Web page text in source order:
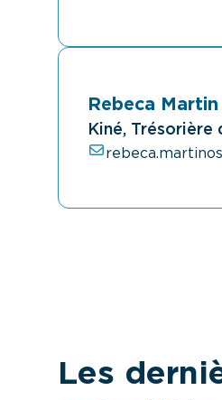
Rebeca Martin
Kiné, Trésorière
Les